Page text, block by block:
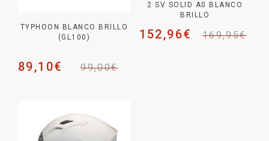
TYPHOON BLANCO BRILLO
(GL100)
99,00€
89,10€
2 SV SOLID A0 BLANCO
BRILLO
169,95€
152,96€